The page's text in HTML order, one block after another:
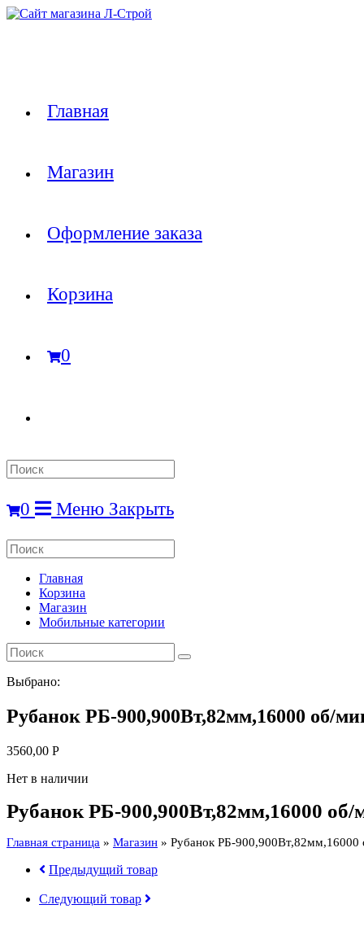
Перейти
Главная
Магазин
Оформление заказа
Корзина
0
Search
this
0 Меню Закрыть
Search
this
websiteГлавная
Корзина
Магазин
Мобильные категории
Выбрано:
Рубанок РБ-900,900Вт,82мм,16000 об/
3560,00 Р
Нет в наличии
Рубанок РБ-900,900Вт,82мм,16000
Главная страница » Магазин » Рубанок РБ-
Предыдущий товар
Следующий товар